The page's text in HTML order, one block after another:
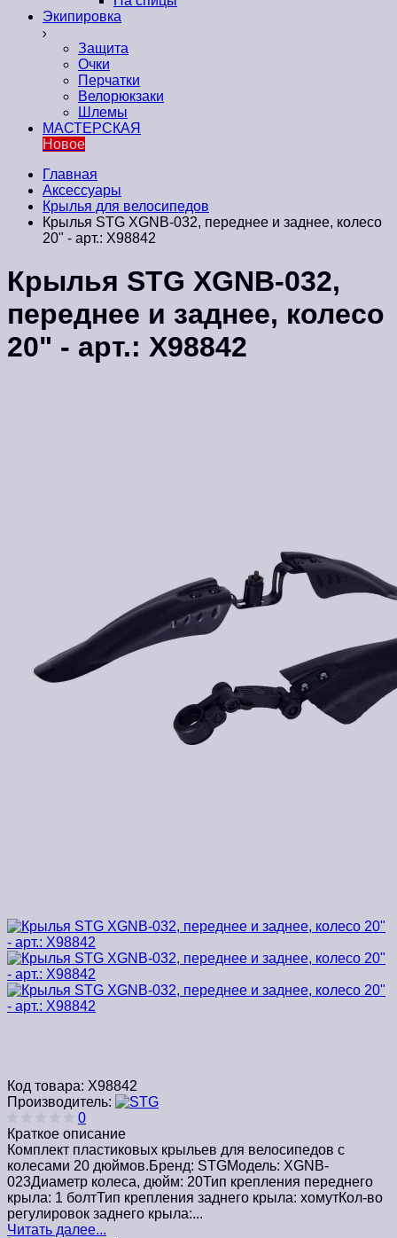
Экипировка
Защита
Очки
Перчатки
Велорюкзаки
Шлемы
МАСТЕРСКАЯ
Новое
Главная
Аксессуары
Крылья для велосипедов
Крылья STG XGNB-032, переднее и заднее, колесо
20" - арт.: Х98842
Крылья STG XGNB-032,
переднее и заднее, колесо
20" - арт.: Х98842
Код товара: Х98842
Производитель:
0
Краткое описание
Комплект пластиковых крыльев для велосипедов с
колесами 20 дюймов.Бренд: STGМодель: XGNB-
023Диаметр колеса, дюйм: 20Тип крепления переднего
крыла: 1 болтТип крепления заднего крыла: хомутКол-во
регулировок заднего крыла:...
Читать далее...